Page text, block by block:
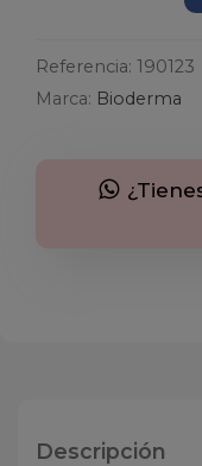
Referencia: 190123
Marca: Bioderma
Descripción